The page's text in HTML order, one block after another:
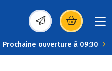
(s’ouvre dans une
Prochaine ouverture à 09:30